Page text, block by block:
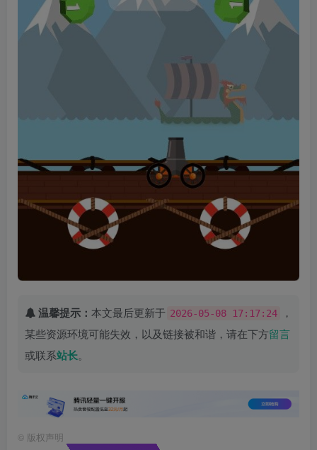
温馨提示： 本文最后更新于 2026-05-08 17:17:24
，
某些资源环境可能失效，以及链接被和谐，请在下方留言
或联系站长。
© 版权声明